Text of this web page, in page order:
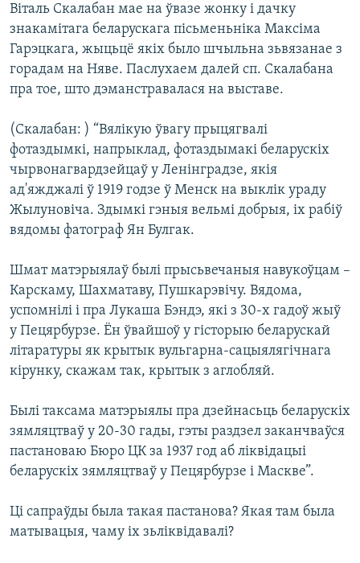
Віталь Скалабан мае на ўвазе жонку і дачку
знакамітага беларускага пісьменьніка Максіма
Гарэцкага, жыцьцё якіх было шчыльна зьвязанае з
горадам на Няве. Паслухаем далей сп. Скалабана
пра тое, што дэманстравалася на выставе.
(Скалабан: ) “Вялікую ўвагу прыцягвалі
фотаздымкі, напрыклад, фотаздымакі беларускіх
чырвонагвардзейцаў у Ленінградзе, якія
ад'яжджалі ў 1919 годзе ў Менск на выклік ураду
Жылуновіча. Здымкі гэныя вельмі добрыя, іх рабіў
вядомы фатограф Ян Булгак.
Шмат матэрыялаў былі прысьвечаныя навукоўцам –
Карскаму, Шахматаву, Пушкарэвічу. Вядома,
успомнілі і пра Лукаша Бэндэ, які з 30-х гадоў жыў
у Пецярбурзе. Ён ўвайшоў у гісторыю беларускай
літаратуры як крытык вульгарна-сацыялягічнага
кірунку, скажам так, крытык з аглобляй.
Былі таксама матэрыялы пра дзейнасьць беларускіх
зямляцтваў у 20-30 гады, гэты раздзел заканчваўся
пастановаю Бюро ЦК за 1937 год аб ліквідацыі
беларускіх зямляцтваў у Пецярбурзе і Маскве”.
Ці сапраўды была такая пастанова? Якая там была
матывацыя, чаму іх зьліквідавалі?